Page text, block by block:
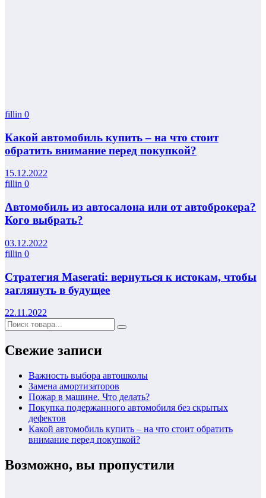
fillin 0
Какой автомобиль купить – на что стоит
обратить внимание перед покупкой?
15.12.2022
fillin 0
Автомобиль из автосалона или от автоброкера?
Кого выбрать?
03.12.2022
fillin 0
Стратегия Maserati: вернуться к истокам, чтобы
заглянуть в будущее
22.11.2022
Свежие записи
Важность выбора автошколы
Замена амортизаторов
Пожар в машине. Что делать?
Покупка подержанного автомобиля без скрытых
дефектов
Какой автомобиль купить – на что стоит обратить
внимание перед покупкой?
Возможно, вы пропустили